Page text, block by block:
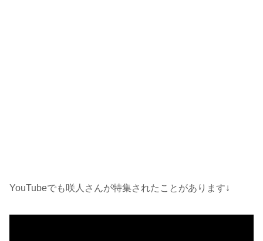
YouTubeでも咲人さんが特集されたことがあります↓